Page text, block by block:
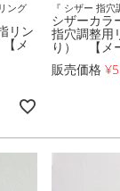
ング
リン
メ
『 シザー 指穴
シザーカ
指穴調整用
り） 【メ
販売価格 ¥